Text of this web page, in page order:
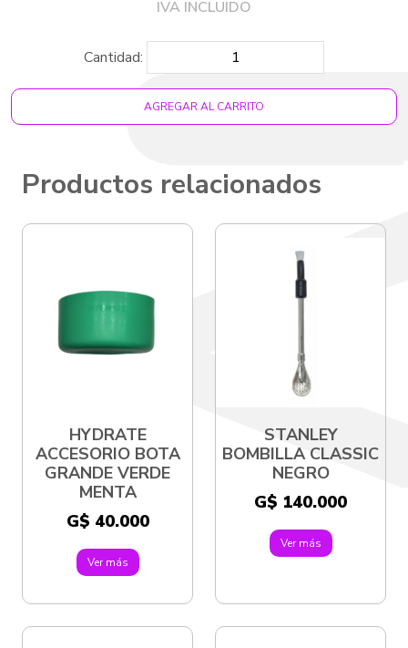
Cantidad:
AGREGAR AL CARRITO
Productos relacionados
HYDRATE
ACCESORIO BOTA
GRANDE VERDE
MENTA
G$ 40.000
Ver más
STANLEY
BOMBILLA CLASSIC
NEGRO
G$ 140.000
Ver más